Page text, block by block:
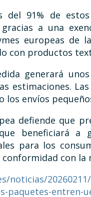
del 91% de
a una
europeas de
con productos
generará
estimaciones.
los envíos
defiende que
beneficiará a
para los
con la
noticias/
paquetes-entren-